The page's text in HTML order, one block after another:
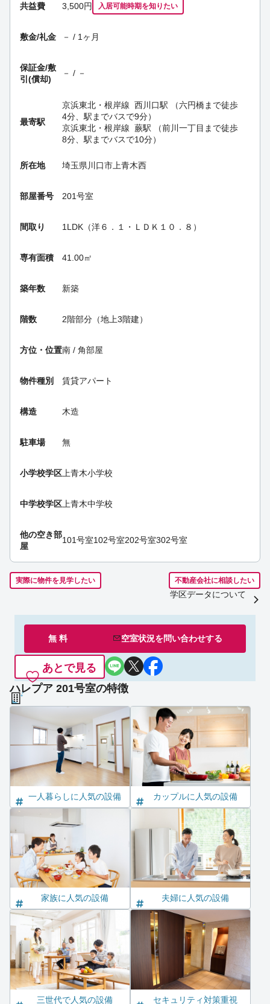
共益費 3,500円 入居可能時期を知りたい
敷金/礼金 － / 1ヶ月
保証金/敷
引(償却)
－ / －
最寄駅
京浜東北・根岸線 西川口駅 （六円橋まで徒歩
4分、駅までバスで9分）
京浜東北・根岸線 蕨駅 （前川一丁目まで徒歩
8分、駅までバスで10分）
所在地 埼玉県川口市上青木西
部屋番号 201号室
間取り 1LDK（洋６．１・ＬＤＫ１０．８）
専有面積 41.00㎡
築年数 新築
階数 2階部分（地上3階建）
方位・位置南 / 角部屋
物件種別 賃貸アパート
構造 木造
駐車場 無
小学校学区 上青木小学校
中学校学区 上青木中学校
他の空き部
屋
101号室102号室202号室302号室
実際に物件を見学したい 不動産会社に相談したい
学区データについて
無 料 空室状況を問い合わせする
あとで見る
ハレプア 201号室の特徴
一人暮らしに人気の設備 カップルに人気の設備
家族に人気の設備 夫婦に人気の設備
三世代で人気の設備 セキュリティ対策重視